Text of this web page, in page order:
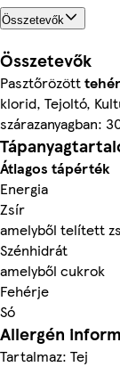
Összetevők
Összetevők
Pasztőrözött
klorid, Tejoltó,
szárazanyagban:
Átlagos tápérték
Energia
Zsír
amelyből telített
Szénhidrát
amelyből cukrok
Fehérje
Só
Allergén
Tartalmaz: Tej